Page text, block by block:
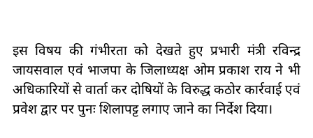
इस विषय की गंभीरता को देखते हुए प्रभारी मंत्री रविन्द्र
जायसवाल एवं भाजपा के जिलाध्यक्ष ओम प्रकाश राय ने भी
अधिकारियों से वार्ता कर दोषियों के विरुद्ध कठोर कार्रवाई एवं
प्रवेश द्वार पर पुनः शिलापट्ट लगाए जाने का निर्देश दिया।